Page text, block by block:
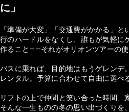
に」
「準備が大変」「交通費がかかる」
行のハードルをなくし、誰もが気軽に
作ること——それがオリオンツアーの使
バスに乗れば、目的地はもうゲレンデ
レンタル。予算に合わせて自由に選べ
リフトの上で仲間と笑い合った時間、
そんな一生ものの冬の思い出づくり